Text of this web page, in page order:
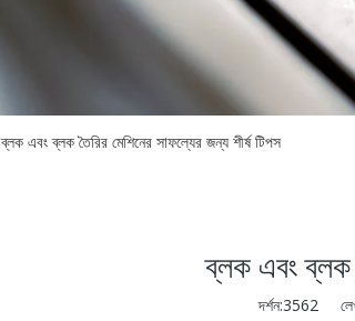
ব্লক এবং ব্লক তৈরির মেশিনের সাফল্যের জন্য শীর্ষ টিপস
ব্লক এবং ব্লক
দর্শন:3562